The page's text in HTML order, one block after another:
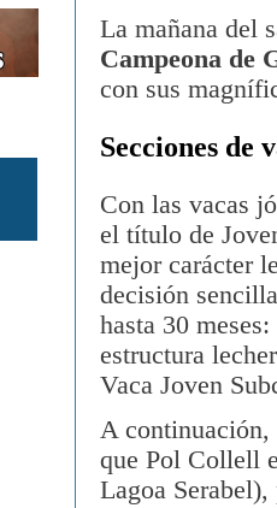
La mañana del
Campeona de
con sus
Secciones de
Con las vacas
el título de
mejor carácter
decisión
hasta 30 meses:
estructura
Vaca Joven
A continuación,
que Pol Collell
Lagoa